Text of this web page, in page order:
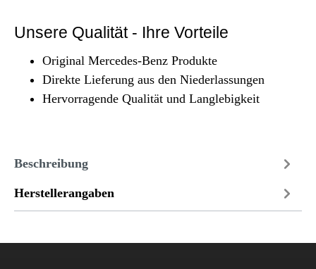
Unsere Qualität - Ihre Vorteile
Original Mercedes-Benz Produkte
Direkte Lieferung aus den Niederlassungen
Hervorragende Qualität und Langlebigkeit
Beschreibung
Herstellerangaben